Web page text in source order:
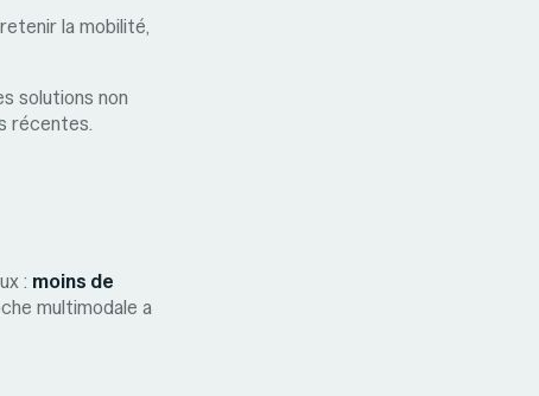
la mobilité,
solutions non
récentes.
: moins de
multimodale a